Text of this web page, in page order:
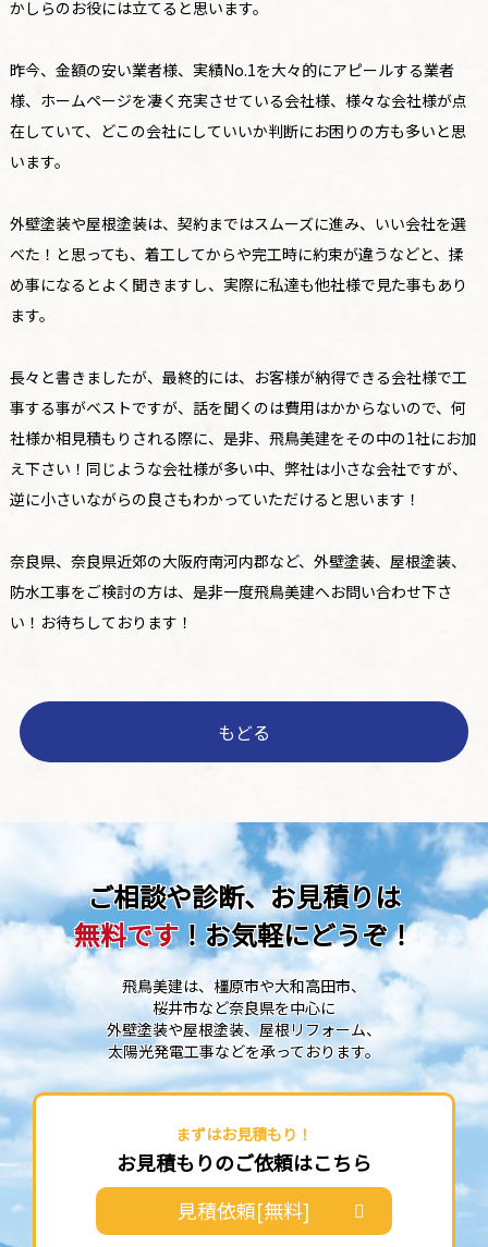
かしらのお役には立てると思います。
昨今、金額の安い業者様、実績No.1を大々的にアピールする業者
様、ホームページを凄く充実させている会社様、様々な会社様が点
在していて、どこの会社にしていいか判断にお困りの方も多いと思
います。
外壁塗装や屋根塗装は、契約まではスムーズに進み、いい会社を選
べた！と思っても、着工してからや完工時に約束が違うなどと、揉
め事になるとよく聞きますし、実際に私達も他社様で見た事もあり
ます。
長々と書きましたが、最終的には、お客様が納得できる会社様で工
事する事がベストですが、話を聞くのは費用はかからないので、何
社様か相見積もりされる際に、是非、飛鳥美建をその中の1社にお加
え下さい！同じような会社様が多い中、弊社は小さな会社ですが、
逆に小さいながらの良さもわかっていただけると思います！
奈良県、奈良県近郊の大阪府南河内郡など、外壁塗装、屋根塗装、
防水工事をご検討の方は、是非一度飛鳥美建へお問い合わせ下さ
い！お待ちしております！
もどる
ご相談や診断、お見積りは
無料です！お気軽にどうぞ！
飛鳥美建は、橿原市や大和高田市、
桜井市など奈良県を中心に
外壁塗装や屋根塗装、屋根リフォーム、
太陽光発電工事などを承っております。
まずはお見積もり！
お見積もりのご依頼はこちら
見積依頼[無料]